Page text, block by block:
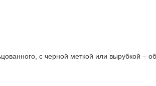
с черной меткой или вырубкой –